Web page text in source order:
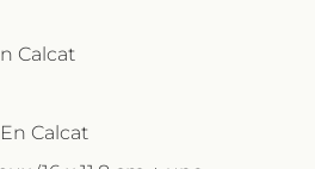
Calcat
Calcat